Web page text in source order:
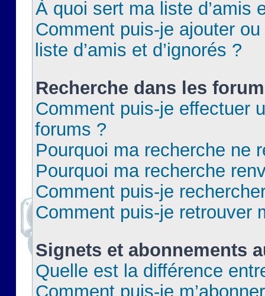
À quoi sert ma liste d’amis
Comment puis-je ajouter
liste d’amis et d’ignorés ?
Recherche dans les
Comment puis-je effectuer
forums ?
Pourquoi ma recherche ne
Pourquoi ma recherche
Comment puis-je
Comment puis-je retrouver
Signets et abonnements
Quelle est la différence
Comment puis-je